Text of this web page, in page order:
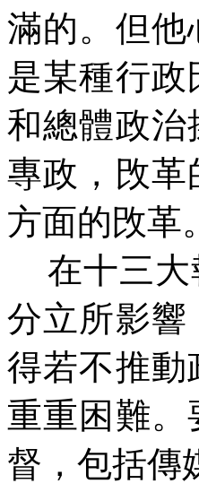
滿的。但他
是某種行
和總體政治
專政，攺革
方面的攺革。
在十三
分立所影響
得若不推動
重重困難
督，包括傳